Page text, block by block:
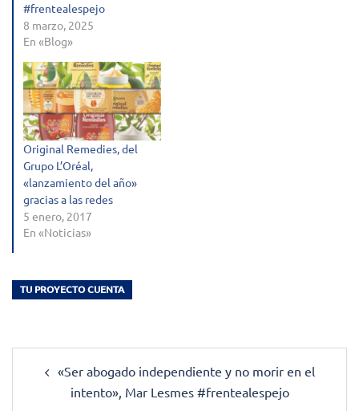
#frentealespejo
8 marzo, 2025
En «Blog»
Original Remedies, del
Grupo L’Oréal,
«lanzamiento del año»
gracias a las redes
5 enero, 2017
En «Noticias»
TU PROYECTO CUENTA
navigation
«Ser abogado independiente y no morir en el
intento», Mar Lesmes #frentealespejo